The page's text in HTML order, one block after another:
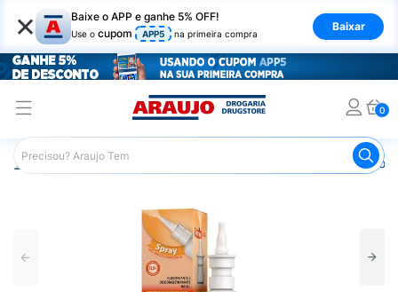
× Baixe o APP e ganhe 5% OFF!
Use o cupom APP5 na primeira compra
Baixar
0
Araujo Medicamentos Remédio para Gripe e Resfriado